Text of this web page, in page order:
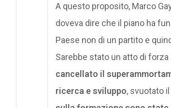
A questo proposito, Marco
doveva dire che il piano ha
Paese non di un partito e
Sarebbe stato un atto di
cancellato il
ricerca e sviluppo, svuotato